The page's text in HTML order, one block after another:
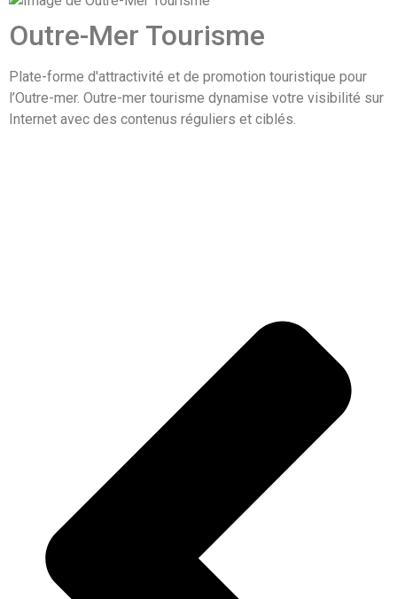
Outre-Mer Tourisme
Plate-forme d'attractivité et de promotion touristique pour
l’Outre-mer. Outre-mer tourisme dynamise votre visibilité sur
Internet avec des contenus réguliers et ciblés.